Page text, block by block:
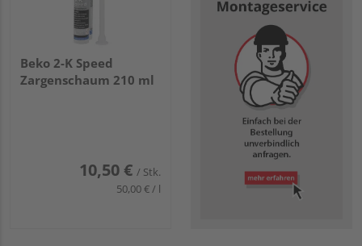
Beko 2-K Speed
Zargenschaum 210 ml
10,50 € / Stk.
50,00 € / l